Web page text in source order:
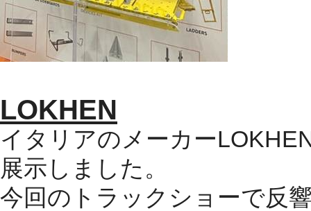
LOKHEN
イタリアのメーカー
展示しました。
今回のトラックショーで反